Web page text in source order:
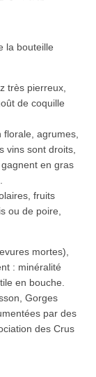
la bouteille
très pierreux,
de coquille
florale, agrumes,
vins sont droits,
en gras
fruits
ou de poire,
mortes),
: minéralité
en bouche.
Gorges
par des
des Crus